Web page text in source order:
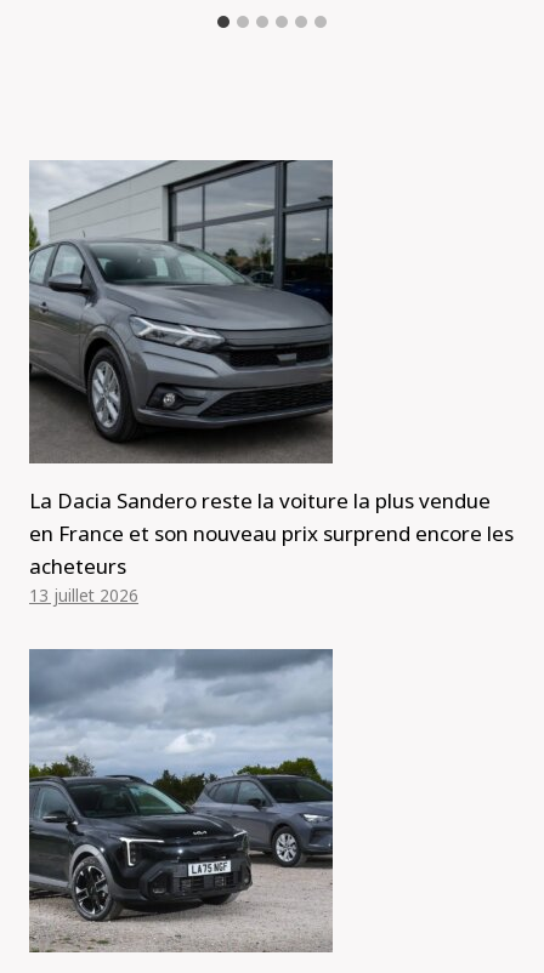
La Dacia Sandero reste la voiture la plus vendue
en France et son nouveau prix surprend encore les
acheteurs
13 juillet 2026